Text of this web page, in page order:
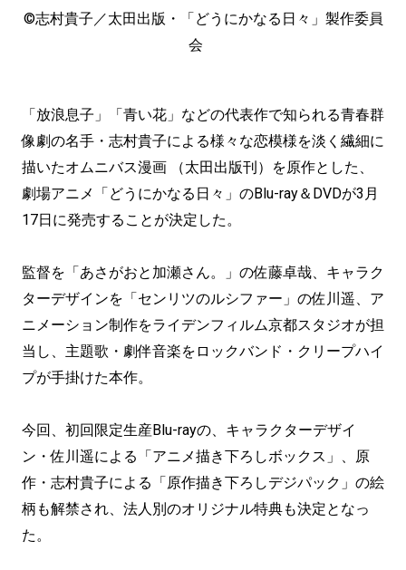
©志村貴子／太田出版・「どうにかなる日々」製作委員
会
「放浪息子」「青い花」などの代表作で知られる青春群
像劇の名手・志村貴子による様々な恋模様を淡く繊細に
描いたオムニバス漫画 （太田出版刊）を原作とした、
劇場アニメ「どうにかなる日々」のBlu-ray＆DVDが3月
17日に発売することが決定した。
監督を「あさがおと加瀬さん。」の佐藤卓哉、キャラク
ターデザインを「センリツのルシファー」の佐川遥、ア
ニメーション制作をライデンフィルム京都スタジオが担
当し、主題歌・劇伴音楽をロックバンド・クリープハイ
プが手掛けた本作。
今回、初回限定生産Blu-rayの、キャラクターデザイ
ン・佐川遥による「アニメ描き下ろしボックス」、原
作・志村貴子による「原作描き下ろしデジパック」の絵
柄も解禁され、法人別のオリジナル特典も決定となっ
た。